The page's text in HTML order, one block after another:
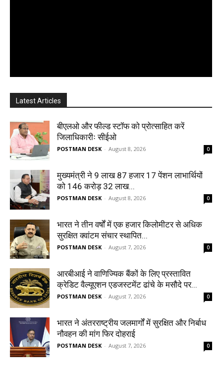
Latest Articles
बीएलओ और फील्ड स्टॉफ को प्रोत्साहित करें
जिलाधिकारीः सीईओ
POSTMAN DESK - August 8, 2026 0
मुख्यमंत्री ने 9 लाख 87 हजार 17 पेंशन लाभार्थियों
को 146 करोड़ 32 लाख...
POSTMAN DESK - August 8, 2026 0
भारत ने तीन वर्षों में एक हजार किलोमीटर से अधिक
सुरक्षित क्वांटम संचार स्थापित...
POSTMAN DESK - August 7, 2026 0
आरबीआई ने वाणिज्यिक बैंकों के लिए प्रस्तावित
क्रेडिट वैल्यूएशन एडजस्टमेंट ढांचे के मसौदे पर...
POSTMAN DESK - August 7, 2026 0
भारत ने अंतरराष्ट्रीय जलमार्गों में सुरक्षित और निर्बाध
नौवहन की मांग फिर दोहराई
POSTMAN DESK - August 7, 2026 0